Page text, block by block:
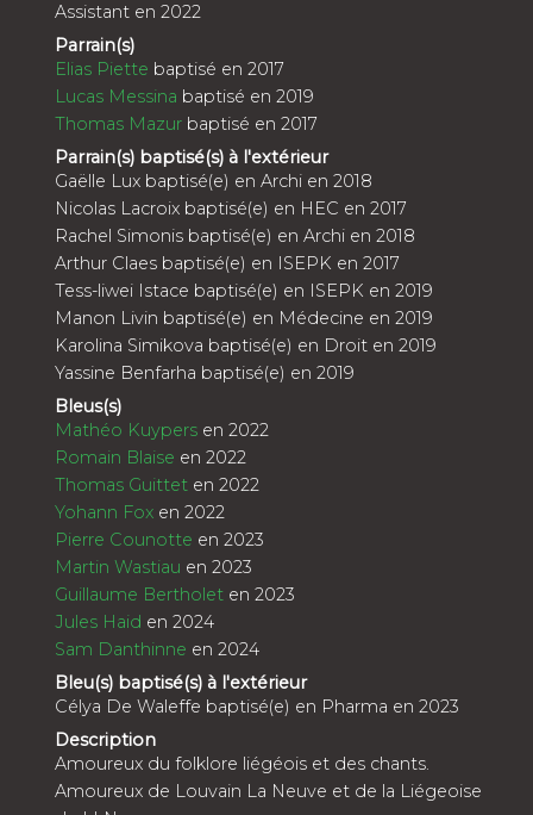
Assistant en 2022
Parrain(s)
Elias Piette baptisé en 2017
Lucas Messina baptisé en 2019
Thomas Mazur baptisé en 2017
Parrain(s) baptisé(s) à l'extérieur
Gaëlle Lux baptisé(e) en Archi en 2018
Nicolas Lacroix baptisé(e) en HEC en 2017
Rachel Simonis baptisé(e) en Archi en 2018
Arthur Claes baptisé(e) en ISEPK en 2017
Tess-liwei Istace baptisé(e) en ISEPK en 2019
Manon Livin baptisé(e) en Médecine en 2019
Karolina Simikova baptisé(e) en Droit en 2019
Yassine Benfarha baptisé(e) en 2019
Bleus(s)
Mathéo Kuypers en 2022
Romain Blaise en 2022
Thomas Guittet en 2022
Yohann Fox en 2022
Pierre Counotte en 2023
Martin Wastiau en 2023
Guillaume Bertholet en 2023
Jules Haid en 2024
Sam Danthinne en 2024
Bleu(s) baptisé(s) à l'extérieur
Célya De Waleffe baptisé(e) en Pharma en 2023
Description
Amoureux du folklore liégéois et des chants.
Amoureux de Louvain La Neuve et de la Liégeoise